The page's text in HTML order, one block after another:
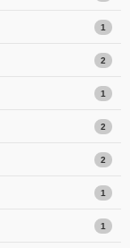
1
2
1
2
2
1
1